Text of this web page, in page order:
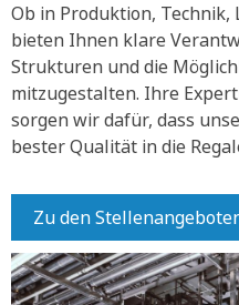
Ob in Produktion,
bieten Ihnen klare
Strukturen und die
mitzugestalten. Ihre
sorgen wir dafür, dass
bester Qualität in die
Zu den